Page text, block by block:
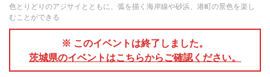
色とりどりのアジサイとともに、弧を描く海岸線や砂浜、港町の景色を楽し
むことができる
※ このイベントは終了しました。
茨城県のイベントはこちらからご確認ください。